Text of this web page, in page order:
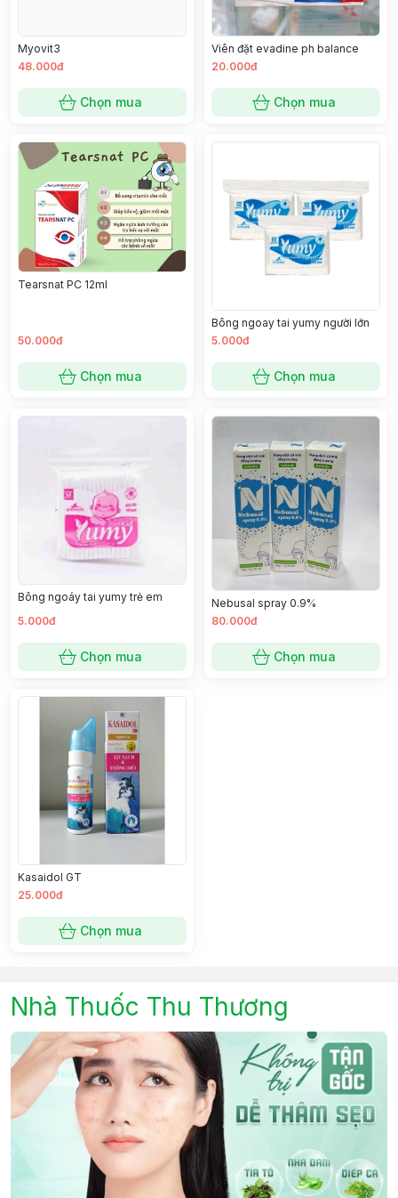
Myovit3
48.000đ
Chọn mua
Viên đặt evadine ph balance
20.000đ
Chọn mua
Tearsnat PC 12ml
50.000đ
Chọn mua
Bông ngoay tai yumy người lớn
5.000đ
Chọn mua
Bông ngoáy tai yumy trẻ em
5.000đ
Chọn mua
Nebusal spray 0.9%
80.000đ
Chọn mua
Kasaidol GT
25.000đ
Chọn mua
Nhà Thuốc Thu Thương